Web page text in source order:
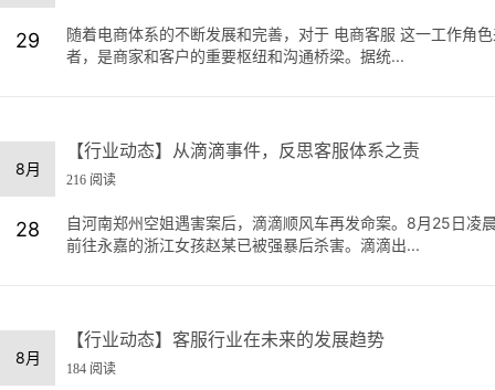
29
随着电商体系的不断发展和完善，对于 电商客服 这一工作角
者，是商家和客户的重要枢纽和沟通桥梁。据统...
8月
28
【行业动态】从滴滴事件，反思客服体系之责
216 阅读
自河南郑州空姐遇害案后，滴滴顺风车再发命案。8月25日凌
前往永嘉的浙江女孩赵某已被强暴后杀害。滴滴出...
8月
【行业动态】客服行业在未来的发展趋势
184 阅读